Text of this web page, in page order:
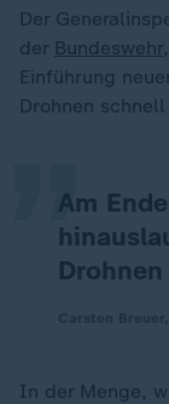
Der
der Bundeswehr
Einführung
Drohnen
Am
„
In der Menge,